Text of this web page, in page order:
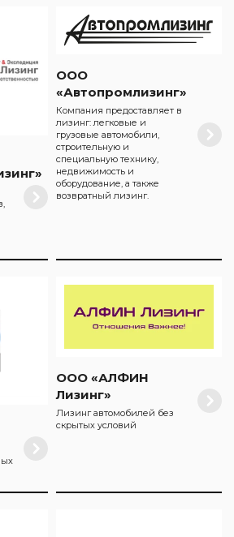
ООО
«Автопромлизинг»
Компания предоставляет в
лизинг: легковые и
грузовые автомобили,
строительную и
специальную технику,
недвижимость и
оборудование, а также
возвратный лизинг.
ООО «АЛФИН
Лизинг»
Лизинг автомобилей без
скрытых условий